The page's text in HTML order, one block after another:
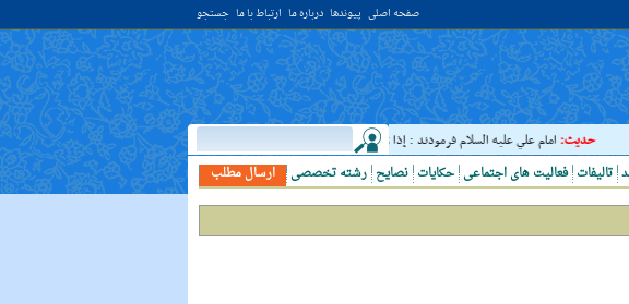
صفحه اصلی پیوندها درباره ما ارتباط با ما جستجو
حدیث:امام علي عليه السلام فرمودند : إذا رَأيتَ عالِما فَکُن لَهُ خادِما ؛ هرگاه دانشمندى ديدى، به او خدمت کن. ( غررالحکم ح ۴۰۴۴ )
ارسال مطلب
رشته تخصصی نصایح حکایات فعالیت های اجتماعی تالیفات